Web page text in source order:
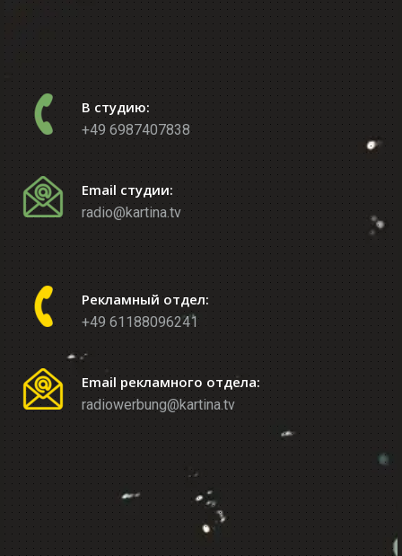
В студию:
+49 6987407838
Email студии:
radio@kartina.tv
Рекламный отдел:
+49 61188096241
Email рекламного отдела:
radiowerbung@kartina.tv